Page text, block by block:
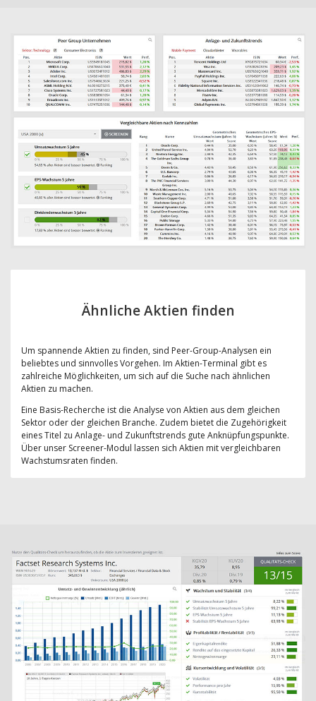
Ähnliche Aktien finden
Um spannende Aktien zu finden, sind Peer-Group-Analysen ein
beliebtes und sinnvolles Vorgehen. Im Aktien-Terminal gibt es
zahlreiche Möglichkeiten, um sich auf die Suche nach ähnlichen
Aktien zu machen.
Eine Basis-Recherche ist die Analyse von Aktien aus dem gleichen
Sektor oder der gleichen Branche. Zudem bietet die Zugehörigkeit
eines Titel zu Anlage- und Zukunftstrends gute Anknüpfungspunkte.
Über unser Screener-Modul lassen sich Aktien mit vergleichbaren
Wachstumsraten finden.